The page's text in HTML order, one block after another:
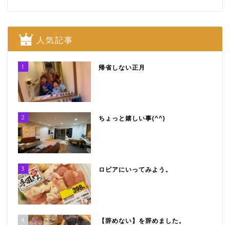
人気記事
1 帰省しない正月
2 ちょっと嬉しい事(^^)
3 ロピアにいってみよう。
4 【辞めない】を辞めました。